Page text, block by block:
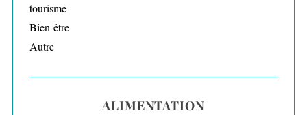
tourisme
Bien-être
Autre
ALIMENTATION